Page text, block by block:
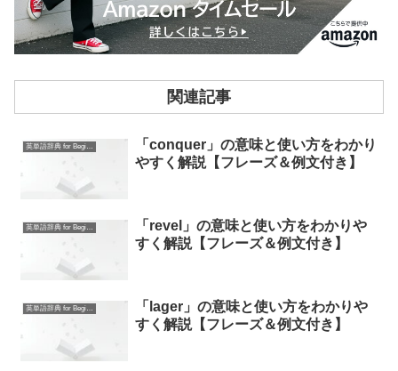
関連記事
英単語辞典 for Beginners
「conquer」の意味と使い方をわかり
やすく解説【フレーズ＆例文付き】
英単語辞典 for Beginners
「revel」の意味と使い方をわかりや
すく解説【フレーズ＆例文付き】
英単語辞典 for Beginners
「lager」の意味と使い方をわかりや
すく解説【フレーズ＆例文付き】